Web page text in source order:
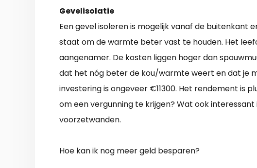
Gevelisolatie
Een gevel isoleren is mogelijk vanaf de buitenkant
staat om de warmte beter vast te houden. Het
aangenamer. De kosten liggen hoger dan
dat het nóg beter de kou/warmte weert en dat je
investering is ongeveer €11300. Het rendement is
om een vergunning te krijgen? Wat ook
voorzetwanden.
Hoe kan ik nog meer geld besparen?